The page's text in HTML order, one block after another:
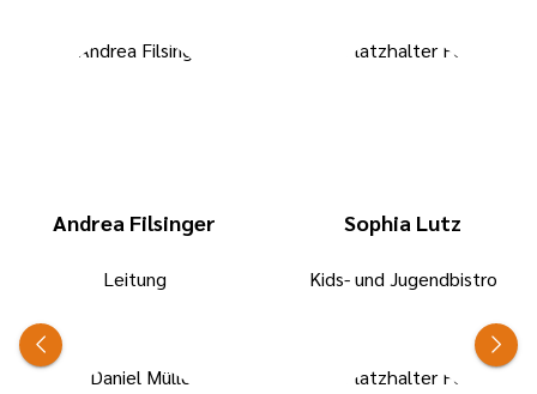
Andrea Filsinger
Leitung
Sophia Lutz
Kids- und Jugendbistro